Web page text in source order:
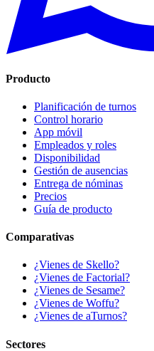
Producto
Planificación de turnos
Control horario
App móvil
Empleados y roles
Disponibilidad
Gestión de ausencias
Entrega de nóminas
Precios
Guía de producto
Comparativas
¿Vienes de Skello?
¿Vienes de Factorial?
¿Vienes de Sesame?
¿Vienes de Woffu?
¿Vienes de aTurnos?
Sectores